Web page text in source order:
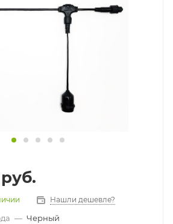
руб.
Нашли дешевле?
— Черный